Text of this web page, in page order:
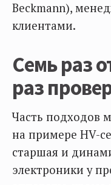
Beckmann),
клиентами.
Семь раз
раз
Часть подходов
на примере HV-
старшая и
электроники у